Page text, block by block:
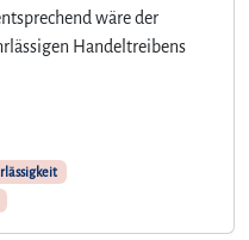
wäre der
Handeltreibens